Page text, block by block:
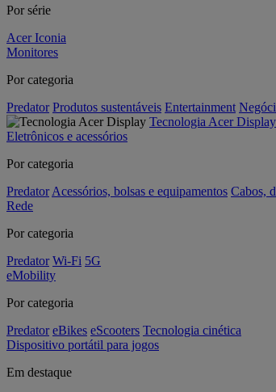
Por série
Acer Iconia
Monitores
Por categoria
Predator Produtos sustentáveis Entertainment
Tecnologia Acer Display
Eletrônicos e acessórios
Por categoria
Predator Acessórios, bolsas e equipamentos Cabos,
Rede
Por categoria
Predator Wi-Fi 5G
eMobility
Por categoria
Predator eBikes eScooters Tecnologia cinética
Dispositivo portátil para jogos
Em destaque